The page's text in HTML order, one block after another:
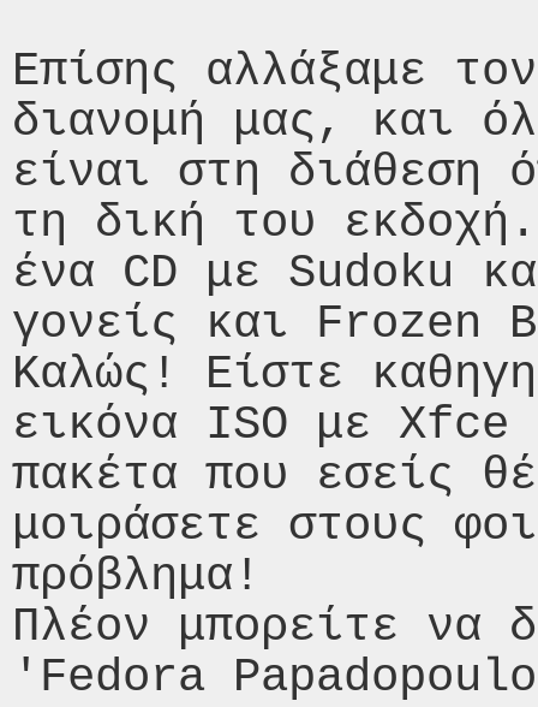
Επίσης αλλάξαμε
διανομή μας, και
είναι στη διάθεση
τη δική του
ένα CD με Sudoku
γονείς και Frozen
Καλώς! Είστε
εικόνα ISO με Xfce
πακέτα που εσείς
μοιράσετε στους
πρόβλημα!
Πλέον μπορείτε να
'Fedora